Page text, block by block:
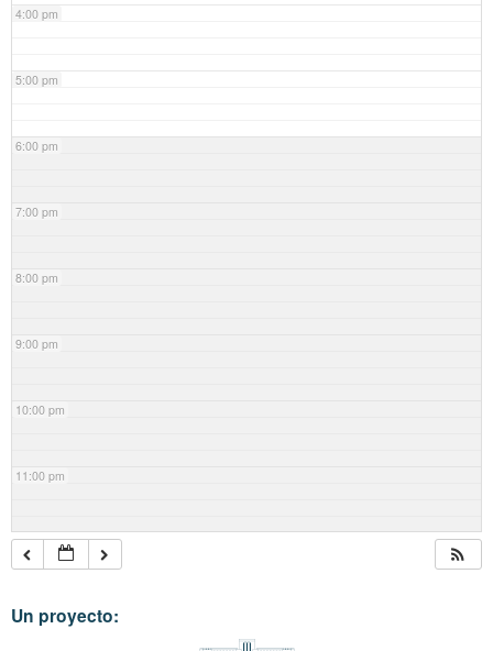
4:00 pm
5:00 pm
6:00 pm
7:00 pm
8:00 pm
9:00 pm
10:00 pm
11:00 pm
Un proyecto: